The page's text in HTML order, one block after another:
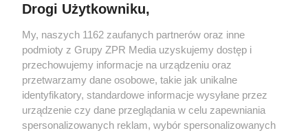
Drogi Użytkowniku,
My, naszych 1162 zaufanych partnerów oraz inne
podmioty z Grupy ZPR Media uzyskujemy dostęp i
przechowujemy informacje na urządzeniu oraz
przetwarzamy dane osobowe, takie jak unikalne
identyfikatory, standardowe informacje wysyłane przez
urządzenie czy dane przeglądania w celu zapewniania
spersonalizowanych reklam, wybór spersonalizowanych